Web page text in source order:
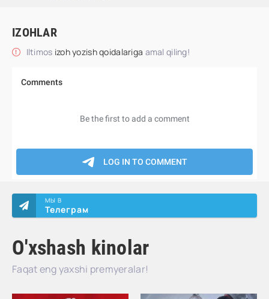
IZOHLAR
Iltimos izoh yozish qoidalariga amal qiling!
O'xshash kinolar
Faqat eng yaxshi premyeralar!
МЫ В
Телеграм